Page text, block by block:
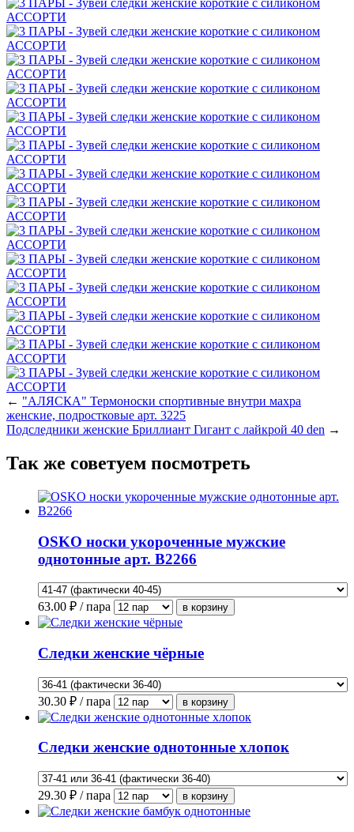
← "АЛЯСКА" Термоноски спортивные внутри махра
женские, подростковые арт. 3225
Подследники женские Бриллиант Гигант с лайкрой 40 den →
Так же советуем посмотреть
OSKO носки укороченные мужские
однотонные арт. В2266
63.00 ₽ / пара
Следки женские чёрные
30.30 ₽ / пара
Следки женские однотонные хлопок
29.30 ₽ / пара